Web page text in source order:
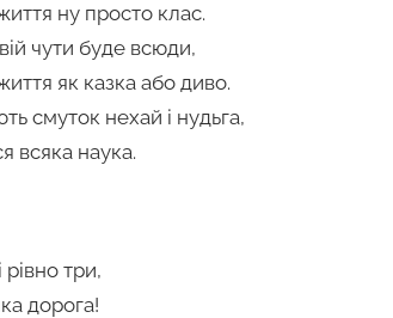
ну просто клас.
чути буде всюди,
як казка або диво.
смуток нехай і нудьга,
всяка наука.
рівно три,
дорога!